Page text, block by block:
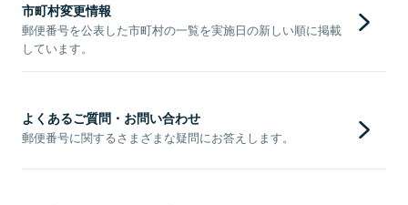
市町村変更情報
郵便番号を公表した市町村の一覧を実施日の新しい順に掲載
しています。
よくあるご質問・お問い合わせ
郵便番号に関するさまざまな疑問にお答えします。